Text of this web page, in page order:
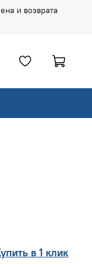
и возврата
в 1 клик